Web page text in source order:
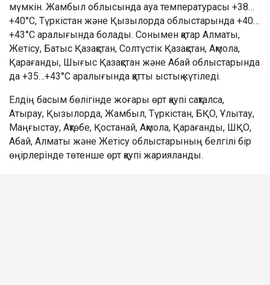
мүмкін. Жамбыл облысында ауа температурасы +38…
+40°C, Түркістан және Қызылорда облыстарында +40…
+43°C аралығында болады. Сонымен қатар Алматы,
Жетісу, Батыс Қазақстан, Солтүстік Қазақстан, Ақмола,
Қарағанды, Шығыс Қазақстан және Абай облыстарында
да +35…+43°C аралығында қатты ыстық күтіледі.
Елдің басым бөлігінде жоғары өрт қаупі сақталса,
Атырау, Қызылорда, Жамбыл, Түркістан, БҚО, Ұлытау,
Маңғыстау, Ақтөбе, Қостанай, Ақмола, Қарағанды, ШҚО,
Абай, Алматы және Жетісу облыстарының белгілі бір
өңірлерінде төтенше өрт қаупі жарияланды.